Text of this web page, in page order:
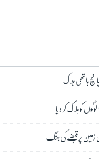
ہاتھی ہلاک
زمین پر قبضے کی جنگ